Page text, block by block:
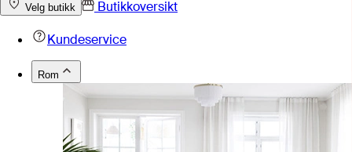
Velg butikk
Butikkoversikt
Kundeservice
Rom